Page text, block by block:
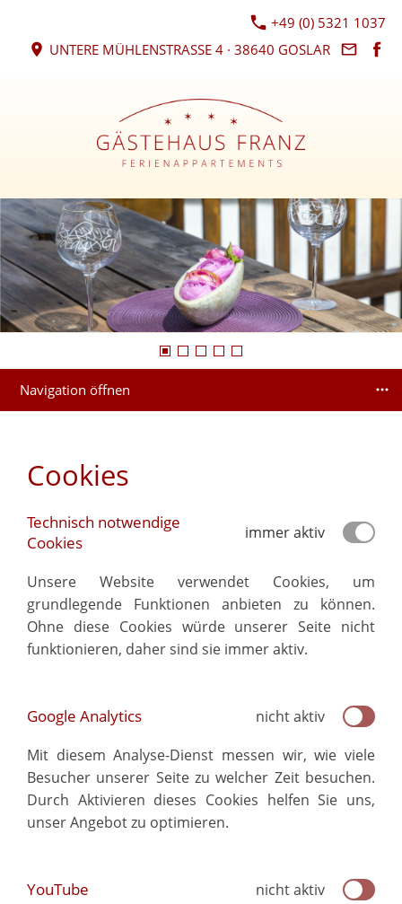
+49 (0) 5321 1037
UNTERE MÜHLENSTRASSE 4 · 38640 GOSLAR
Navigation öffnen
Cookies
Technisch notwendige
Cookies
immer aktiv
Unsere Website verwendet Cookies, um
grundlegende Funktionen anbieten zu können.
Ohne diese Cookies würde unserer Seite nicht
funktionieren, daher sind sie immer aktiv.
Google Analytics
nicht aktiv
Mit diesem Analyse-Dienst messen wir, wie viele
Besucher unserer Seite zu welcher Zeit besuchen.
Durch Aktivieren dieses Cookies helfen Sie uns,
unser Angebot zu optimieren.
YouTube
nicht aktiv